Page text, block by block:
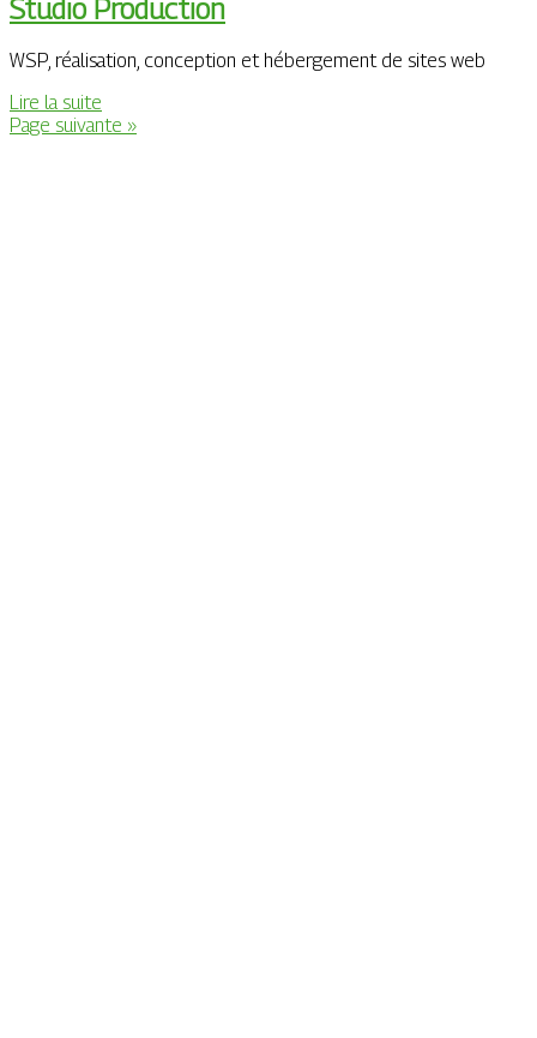
Studio Production
WSP, réalisation, conception et hébergement de sites web
Lire la suite
Page suivante »